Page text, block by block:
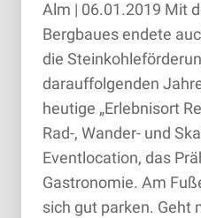
Alm | 06.01.2019 Mit
Bergbaues endete
die
darauffolgenden
heutige „Erlebnisort
Rad-, Wander- und
Eventlocation, das
Gastronomie. Am
sich gut parken. Geht